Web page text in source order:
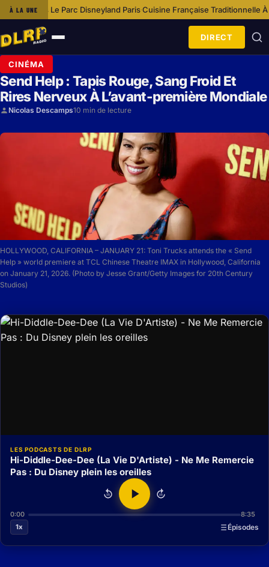
À LA UNE
Disneyland Paris·Cuisine Française Traditionnelle À Disneyland
Ouvrir
le
menu
DIRECT
CINÉMA
Send Help : Tapis Rouge, Sang Froid Et
Rires Nerveux À L’avant-première Mondiale
Nicolas Descamps10 min de lecture
HOLLYWOOD, CALIFORNIA – JANUARY 21: Toni Trucks attends the « Send
Help » world premiere at TCL Chinese Theatre IMAX in Hollywood, California
on January 21, 2026. (Photo by Jesse Grant/Getty Images for 20th Century
Studios)
LES PODCASTS DE DLRP
Hi-Diddle-Dee-Dee (La Vie D'Artiste) - Ne Me Remercie
Pas : Du Disney plein les oreilles
15 15
0:00
8:35
1x
Épisodes